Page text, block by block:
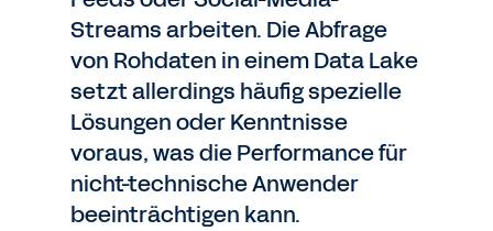
Streams arbeiten. Die Abfrage
von Rohdaten in einem Data Lake
setzt allerdings häufig spezielle
Lösungen oder Kenntnisse
voraus, was die Performance für
nicht-technische Anwender
beeinträchtigen kann.